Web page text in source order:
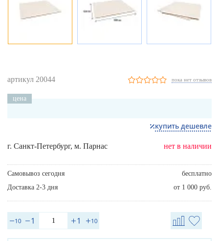
артикул 20044 пока нет отзывов
цена
купить дешевле
г. Санкт-Петербург, м. Парнас нет в наличии
Самовывоз сегодня
бесплатно
Доставка 2-3 дня
от 1 000 руб.